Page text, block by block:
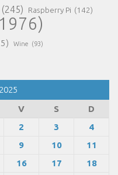
(245) Raspberry Pi (142)
Wine (93)
V S
D
2 3
4
9 10
11
16 17
18